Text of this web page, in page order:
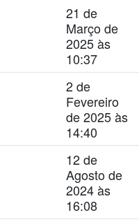
21 de
Março de
2025 às
10:37
2 de
Fevereiro
de 2025 às
14:40
12 de
Agosto de
2024 às
16:08